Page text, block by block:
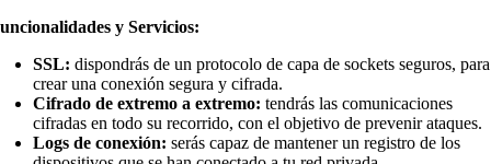
y Servicios:
SSL: dispondrás de un protocolo de capa de sockets seguros, para
crear una conexión segura y cifrada.
Cifrado de extremo a extremo: tendrás las comunicaciones
cifradas en todo su recorrido, con el objetivo de prevenir ataques.
Logs de conexión: serás capaz de mantener un registro de los